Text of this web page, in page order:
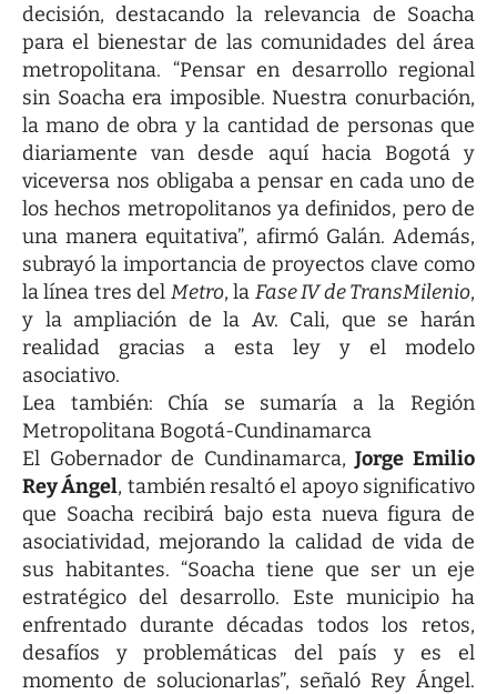
decisión, destacando la relevancia de Soacha
para el bienestar de las comunidades del área
metropolitana. “Pensar en desarrollo regional
sin Soacha era imposible. Nuestra conurbación,
la mano de obra y la cantidad de personas que
diariamente van desde aquí hacia Bogotá y
viceversa nos obligaba a pensar en cada uno de
los hechos metropolitanos ya definidos, pero de
una manera equitativa”, afirmó Galán. Además,
subrayó la importancia de proyectos clave como
la línea tres del Metro, la Fase IV de TransMilenio,
y la ampliación de la Av. Cali, que se harán
realidad gracias a esta ley y el modelo
asociativo.
Lea también: Chía se sumaría a la Región
Metropolitana Bogotá-Cundinamarca
El Gobernador de Cundinamarca,Jorge Emilio
Rey Ángel, también resaltó el apoyo significativo
que Soacha recibirá bajo esta nueva figura de
asociatividad, mejorando la calidad de vida de
sus habitantes. “Soacha tiene que ser un eje
estratégico del desarrollo. Este municipio ha
enfrentado durante décadas todos los retos,
desafíos y problemáticas del país y es el
momento de solucionarlas”, señaló Rey Ángel.